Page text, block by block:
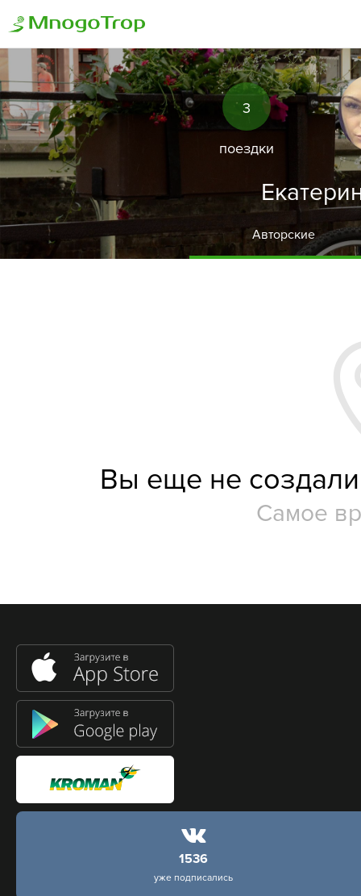
3
поездки
Авторские
Вы еще не
Самое
1536
уже подписались